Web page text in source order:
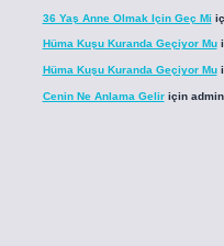
36 Yaş Anne Olmak Için Geç Mi
Hüma Kuşu Kuranda Geçiyor Mu
Hüma Kuşu Kuranda Geçiyor Mu
Cenin Ne Anlama Geliriçin admin